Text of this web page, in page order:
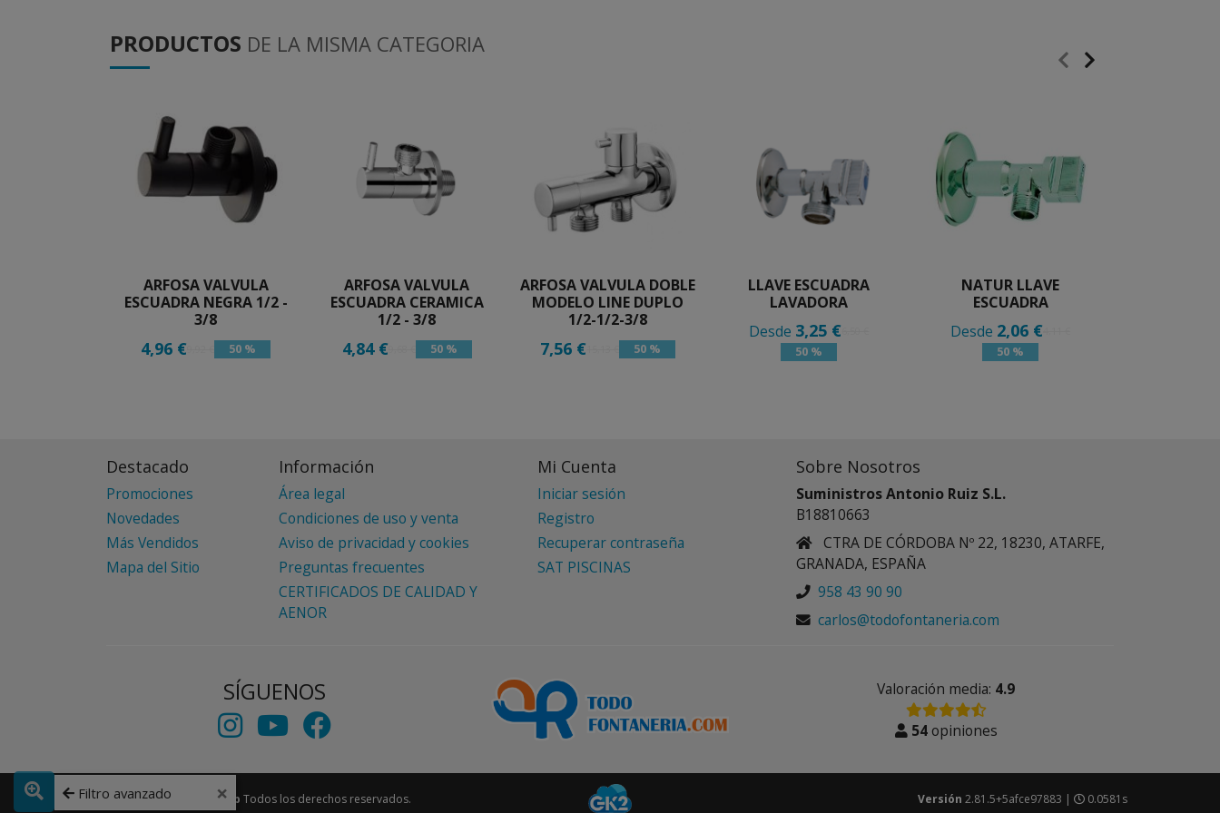
PRODUCTOS DE LA MISMA CATEGORIA
ARFOSA VALVULA
ESCUADRA NEGRA 1/2 -
3/8
4,96 € 50 %
ARFOSA VALVULA
ESCUADRA CERAMICA
1/2 - 3/8
4,84 € 50 %
ARFOSA VALVULA DOBLE
MODELO LINE DUPLO
1/2-1/2-3/8
7,56 € 50 %
LLAVE ESCUADRA
LAVADORA
Desde 3,25 €
50 %
NATUR LLAVE
ESCUADRA
Desde 2,06 €
50 %
Destacado
Promociones
Novedades
Más Vendidos
Mapa del Sitio
Información
Área legal
Condiciones de uso y venta
Aviso de privacidad y cookies
Preguntas frecuentes
CERTIFICADOS DE CALIDAD Y
AENOR
Mi Cuenta
Iniciar sesión
Registro
Recuperar contraseña
SAT PISCINAS
Sobre Nosotros
Suministros Antonio Ruiz S.L.
B18810663
CTRA DE CÓRDOBA Nº 22, 18230, ATARFE,
GRANADA, ESPAÑA
958 43 90 90
carlos@todofontaneria.com
SÍGUENOS Valoración media: 4.9
54opiniones
Copyright © 2026 Gk2Web Todos los derechos reservados. Versión 2.81.5+5afce97883 | 0.0581s
Filtro avanzado ×